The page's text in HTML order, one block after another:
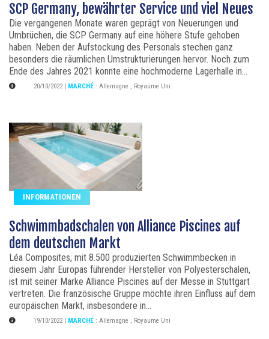
SCP Germany, bewährter Service und viel Neues
Die vergangenen Monate waren geprägt von Neuerungen und
Umbrüchen, die SCP Germany auf eine höhere Stufe gehoben
haben. Neben der Aufstockung des Personals stechen ganz
besonders die räumlichen Umstrukturierungen hervor. Noch zum
Ende des Jahres 2021 konnte eine hochmoderne Lagerhalle in...
20/10/2022 MARCHÉ : Allemagne , Royaume Uni
INFORMATIONEN
Schwimmbadschalen von Alliance Piscines auf
dem deutschen Markt
Léa Composites, mit 8.500 produzierten Schwimmbecken in
diesem Jahr Europas führender Hersteller von Polyesterschalen,
ist mit seiner Marke Alliance Piscines auf der Messe in Stuttgart
vertreten. Die französische Gruppe möchte ihren Einfluss auf dem
europäischen Markt, insbesondere in...
19/10/2022 MARCHÉ : Allemagne , Royaume Uni